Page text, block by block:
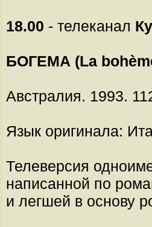
18.00 - телеканал
БОГЕМА (La
Австpалия. 1993.
Язык оригинала:
Телевеpсия
написанной по
и легшей в основу